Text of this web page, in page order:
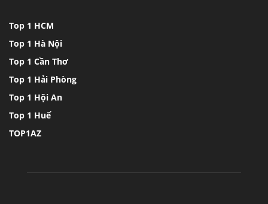
Top 1 HCM
Top 1 Hà Nội
Top 1 Cần Thơ
Top 1 Hải Phòng
Top 1 Hội An
Top 1 Huế
TOP1AZ